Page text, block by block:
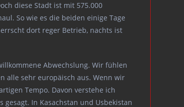
diese Stadt ist mit 575.000
So wie es die beiden einige Tage
dort reger Betrieb, nachts ist
Abwechslung. Wir fühlen
alle sehr europäisch aus. Wenn wir
Tempo. Davon verstehe ich
In Kasachstan und Usbekistan